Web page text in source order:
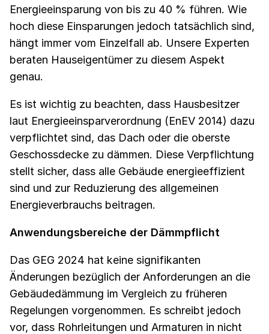
Energieeinsparung von bis zu 40 % führen. Wie
hoch diese Einsparungen jedoch tatsächlich sind,
hängt immer vom Einzelfall ab. Unsere Experten
beraten Hauseigentümer zu diesem Aspekt
genau.
Es ist wichtig zu beachten, dass Hausbesitzer
laut Energieeinsparverordnung (EnEV 2014) dazu
verpflichtet sind, das Dach oder die oberste
Geschossdecke zu dämmen. Diese Verpflichtung
stellt sicher, dass alle Gebäude energieeffizient
sind und zur Reduzierung des allgemeinen
Energieverbrauchs beitragen.
Anwendungsbereiche der Dämmpflicht
Das GEG 2024 hat keine signifikanten
Änderungen bezüglich der Anforderungen an die
Gebäudedämmung im Vergleich zu früheren
Regelungen vorgenommen. Es schreibt jedoch
vor, dass Rohrleitungen und Armaturen in nicht